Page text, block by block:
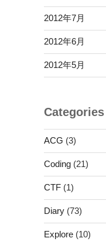
2012年7月
2012年6月
2012年5月
Categories
ACG (3)
Coding(21)
CTF(1)
Diary(73)
Explore(10)